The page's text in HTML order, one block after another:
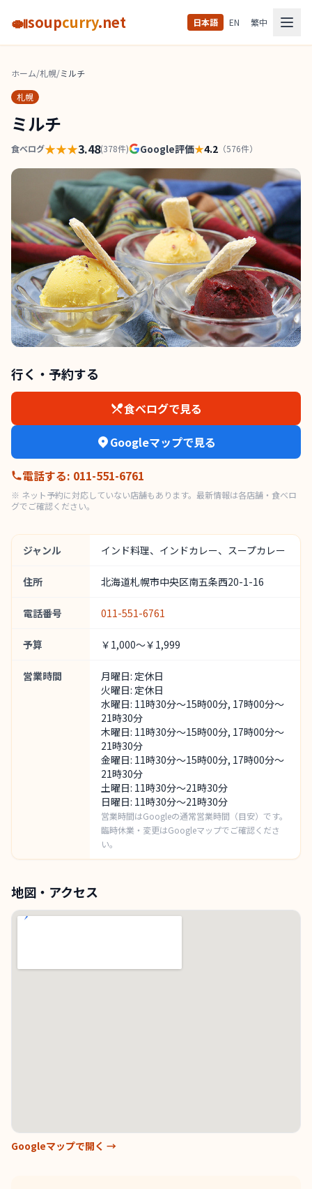
🍛soupcurry.net 日本語 EN 繁中
ホーム/札幌/ミルチ
札幌
ミルチ
食べログ★★★3.48(378件) Google評価★4.2 （576件）
行く・予約する
食べログで見る
Googleマップで見る
電話する: 011-551-6761
※ ネット予約に対応していない店舗もあります。最新情報は各店舗・食べロ
グでご確認ください。
ジャンル インド料理、インドカレー、スープカレー
住所 北海道札幌市中央区南五条西20-1-16
電話番号 011-551-6761
予算 ￥1,000～￥1,999
営業時間
月曜日: 定休日
火曜日: 定休日
水曜日: 11時30分～15時00分, 17時00分～
21時30分
木曜日: 11時30分～15時00分, 17時00分～
21時30分
金曜日: 11時30分～15時00分, 17時00分～
21時30分
土曜日: 11時30分～21時30分
日曜日: 11時30分～21時30分
営業時間はGoogleの通常営業時間（目安）です。
臨時休業・変更はGoogleマップでご確認くださ
い。
地図・アクセス
Googleマップで開く →